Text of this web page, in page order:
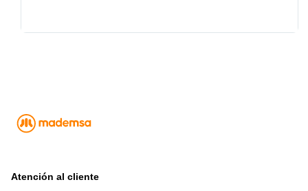
Atención al cliente